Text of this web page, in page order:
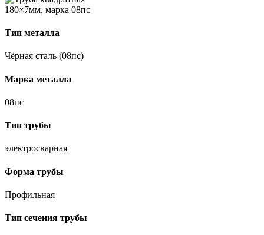
Тип металла
Чёрная сталь (08пс)
Марка металла
08пс
Тип трубы
электросварная
Форма трубы
Профильная
Тип сечения трубы